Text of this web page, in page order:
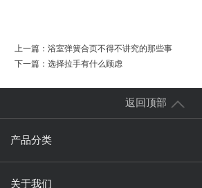
上一篇： 浴室弹簧合页不得不讲究的那些事
下一篇： 选择拉手有什么顾虑
返回顶部
产品分类
关于我们